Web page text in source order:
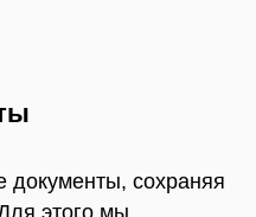
сохраняя